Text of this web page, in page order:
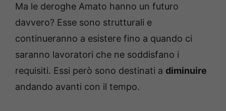
Ma le deroghe Amato hanno un futuro
davvero? Esse sono strutturali e
continueranno a esistere fino a quando ci
saranno lavoratori che ne soddisfano i
requisiti. Essi però sono destinati a diminuire
andando avanti con il tempo.